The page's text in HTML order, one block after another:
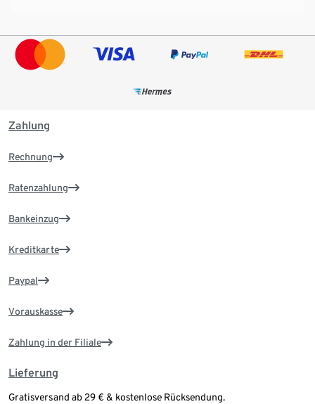
Zahlung
Rechnung
Ratenzahlung
Bankeinzug
Kreditkarte
Paypal
Vorauskasse
Zahlung in der Filiale
Lieferung
Gratisversand ab 29 € & kostenlose Rücksendung.